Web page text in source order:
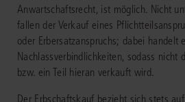
Anwartschaftsrecht, ist möglich. Nicht
fallen der Verkauf eines
oder Erbersatzanspruchs; dabei handelt
Nachlassverbindlichkeiten, sodass nicht
bzw. ein Teil hieran verkauft wird.
Der Erbschaftskauf bezieht sich stets